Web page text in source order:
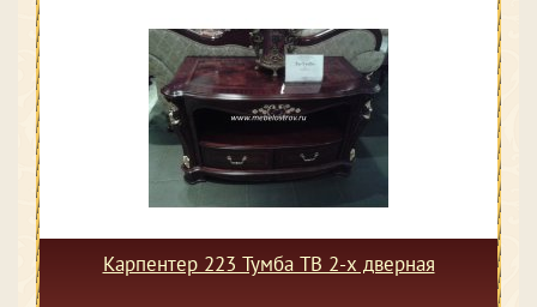
Карпентер 223 Тумба ТВ 2-х дверная